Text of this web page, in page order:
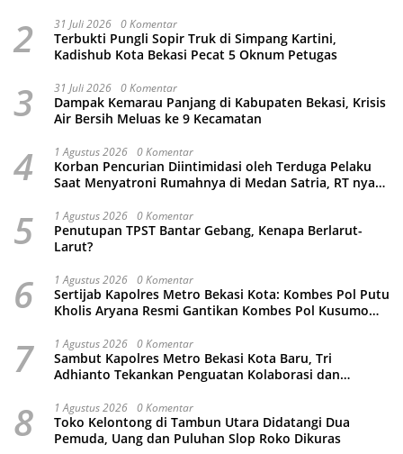
2 31 Juli 2026 0 Komentar
Terbukti Pungli Sopir Truk di Simpang Kartini,
Kadishub Kota Bekasi Pecat 5 Oknum Petugas
3 31 Juli 2026 0 Komentar
Dampak Kemarau Panjang di Kabupaten Bekasi, Krisis
Air Bersih Meluas ke 9 Kecamatan
4 1 Agustus 2026 0 Komentar
Korban Pencurian Diintimidasi oleh Terduga Pelaku
Saat Menyatroni Rumahnya di Medan Satria, RT nya
5 1 Agustus 2026 0 Komentar
Penutupan TPST Bantar Gebang, Kenapa Berlarut-
Larut?
6 1 Agustus 2026 0 Komentar
Sertijab Kapolres Metro Bekasi Kota: Kombes Pol Putu
Kholis Aryana Resmi Gantikan Kombes Pol Kusumo
7 1 Agustus 2026 0 Komentar
Sambut Kapolres Metro Bekasi Kota Baru, Tri
Adhianto Tekankan Penguatan Kolaborasi dan
8 1 Agustus 2026 0 Komentar
Toko Kelontong di Tambun Utara Didatangi Dua
Pemuda, Uang dan Puluhan Slop Roko Dikuras